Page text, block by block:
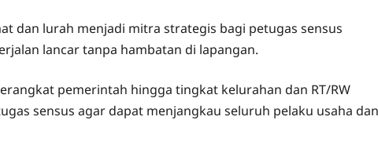
dan lurah menjadi mitra strategis bagi petugas sensus
lancar tanpa hambatan di lapangan.
pemerintah hingga tingkat kelurahan dan RT/RW
sensus agar dapat menjangkau seluruh pelaku usaha dan